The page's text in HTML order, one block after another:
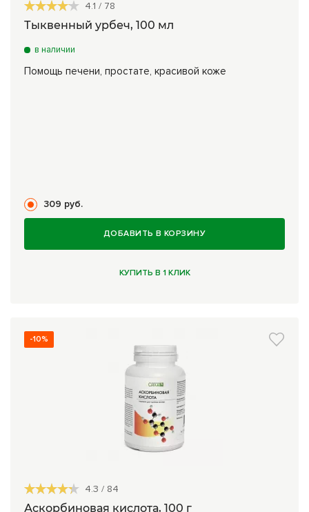
4.1 / 78
Тыквенный урбеч, 100 мл
в наличии
Помощь печени, простате, красивой коже
309 руб.
ДОБАВИТЬ В КОРЗИНУ
КУПИТЬ В 1 КЛИК
-10%
4.3 / 84
Аскорбиновая кислота, 100 г